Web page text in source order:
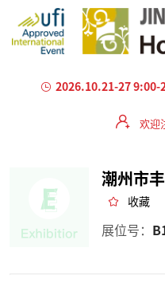
2026.10.21-27 9:00-
欢迎
潮州市
收藏
展位号：